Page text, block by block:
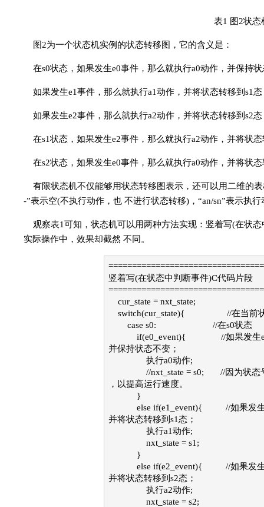
表1 图2状态
图2为一个状态机实例的状态转移图，它的含义是：
在s0状态，如果发生e0事件，那么就执行a0动作，并保持
如果发生e1事件，那么就执行a1动作，并将状态转移到s1态
如果发生e2事件，那么就执行a2动作，并将状态转移到s2态
在s1状态，如果发生e2事件，那么就执行a2动作，并将状
在s2状态，如果发生e0事件，那么就执行a0动作，并将状
有限状态机不仅能够用状态转移图表示，还可以用二维的
-”表示空(不执行动作，也 不进行状态转移)，“an/sn”表示执
观察表1可知，状态机可以用两种方法实现：竖着写(在状
实际操作中，效果却截然 不同。
竖着写(在状态中判断事件)C代码片段
cur_state = nxt_state;
switch(cur_state){ //在当前状
case s0: //在s0状态
if(e0_event){ //如果发生e0事
并保持状态不变；
执行a0动作;
//nxt_state = s0; //因为状态号是
，以提高运行速度。
}
else if(e1_event){ //如果发生e1
并将状态转移到s1态；
执行a1动作;
nxt_state = s1;
}
else if(e2_event){ //如果发生e2
并将状态转移到s2态；
执行a2动作;
nxt_state = s2;